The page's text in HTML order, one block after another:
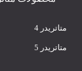
متاتريدر 4
متاتريدر 5